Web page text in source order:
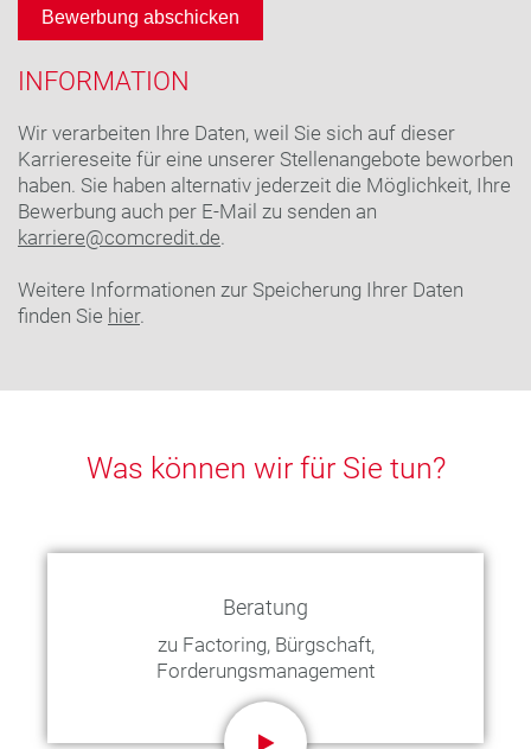
INFORMATION
Wir verarbeiten Ihre Daten, weil Sie sich auf dieser
Karriereseite für eine unserer Stellenangebote beworben
haben. Sie haben alternativ jederzeit die Möglichkeit, Ihre
Bewerbung auch per E-Mail zu senden an
karriere@comcredit.de.
Weitere Informationen zur Speicherung Ihrer Daten
finden Sie hier.
Was können wir für Sie tun?
Beratung
zu Factoring, Bürgschaft,
Forderungsmanagement